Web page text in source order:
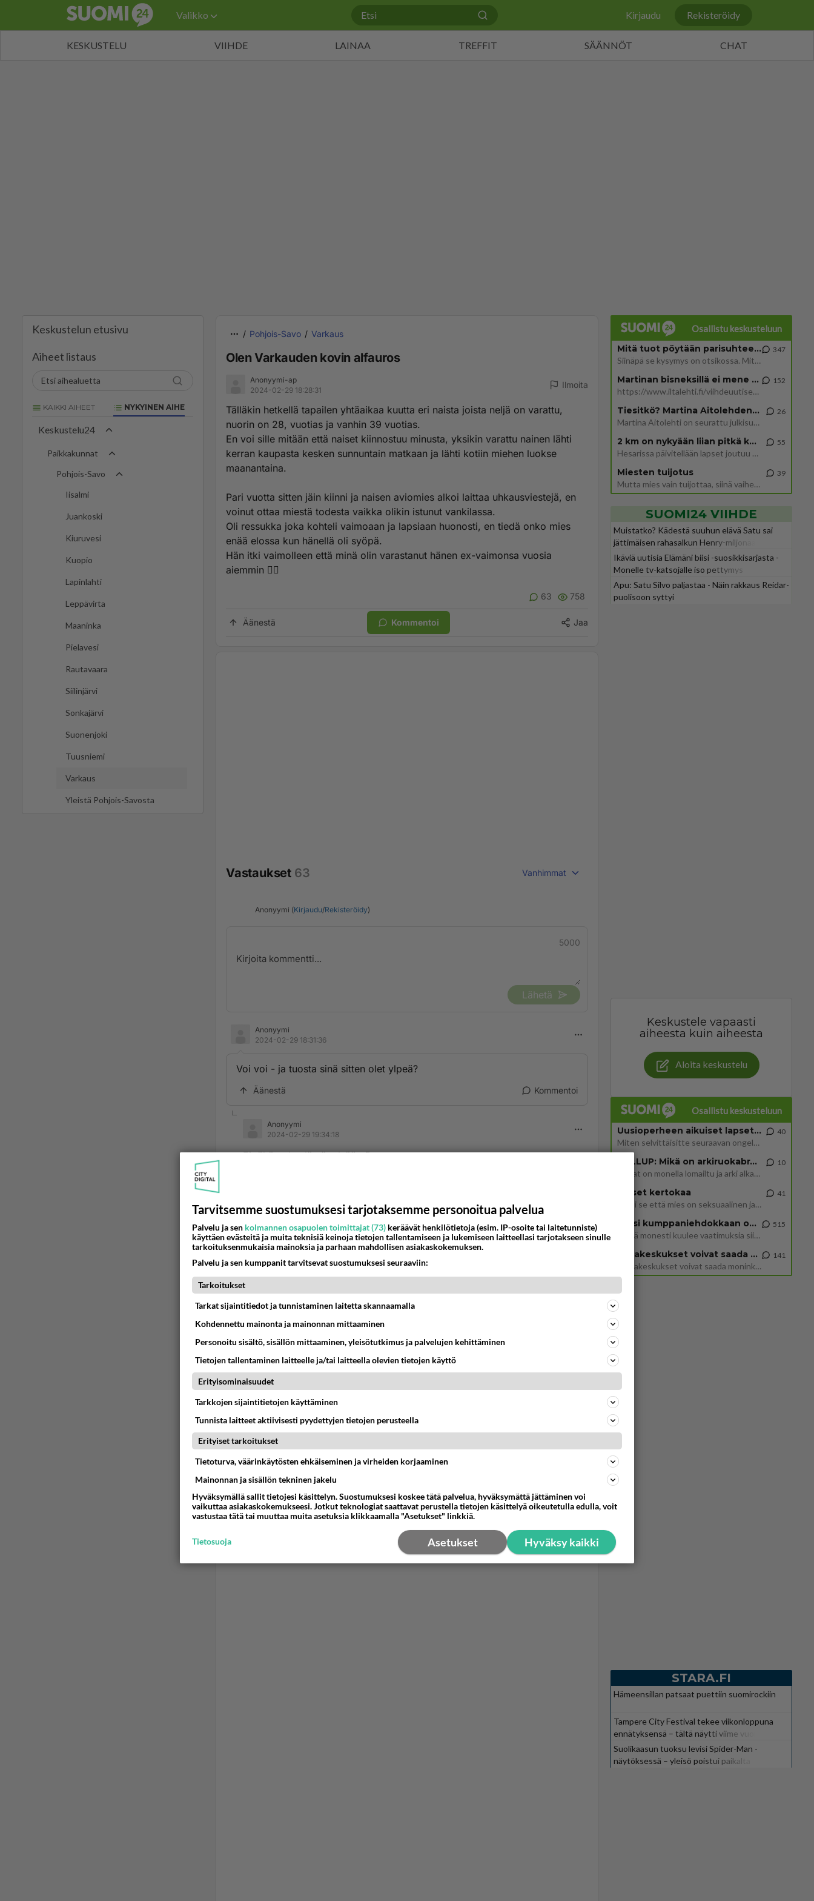
Valikko Kirjaudu Rekisteröidy
KESKUSTELU VIIHDE LAINAA TREFFIT SÄÄNNÖT CHAT
Keskustelun etusivu
Aiheet listaus
KAIKKI AIHEET NYKYINEN AIHE
Keskustelu24
Paikkakunnat
Pohjois-Savo
Iisalmi
Juankoski
Kiuruvesi
Kuopio
Lapinlahti
Leppävirta
Maaninka
Pielavesi
Rautavaara
Siilinjärvi
Sonkajärvi
Suonenjoki
Tuusniemi
Varkaus
Yleistä Pohjois-Savosta
Pohjois-Savo Varkaus
Olen Varkauden kovin alfauros
Anonyymi-ap
2024-02-29 18:28:31
Ilmoita
Tälläkin hetkellä tapailen yhtäaikaa kuutta eri naista joista neljä on varattu,
nuorin on 28, vuotias ja vanhin 39 vuotias.
En voi sille mitään että naiset kiinnostuu minusta, yksikin varattu nainen lähti
kerran kaupasta kesken sunnuntain matkaan ja lähti kotiin miehen luokse
maanantaina.
Pari vuotta sitten jäin kiinni ja naisen aviomies alkoi laittaa uhkausviestejä, en
voinut ottaa miestä todesta vaikka olikin istunut vankilassa.
Oli ressukka joka kohteli vaimoaan ja lapsiaan huonosti, en tiedä onko mies
enää elossa kun hänellä oli syöpä.
Hän itki vaimolleen että minä olin varastanut hänen ex-vaimonsa vuosia
aiemmin 🤷‍♂️
63 758
Äänestä Kommentoi Jaa
Vastaukset 63 Vanhimmat
Anonyymi (Kirjaudu/Rekisteröidy)
5000
Lähetä
Anonyymi
2024-02-29 18:31:36
Voi voi - ja tuosta sinä sitten olet ylpeä?
Äänestä Kommentoi
Anonyymi
2024-02-29 19:34:18
Eipähän ole elämä tylsää..:D
Anonyymi
Anonyymikirjoitti:
Eipähän ole elämä tylsää..:D
Tulenliekki 🔥 tanssittaa
Kevätkauden avaus
Maaliskuu huvitukset
Klo 20-01
Rainer Bollström & Graniitti
Käy Viihteelle 😁
Äänestä
Anonyymi
2024-02-29 20:38:50
sulle miehet.
Äänestä Kommentoi
Osallistu keskusteluun
Mitä tuot pöytään parisuhteessa?
Siinäpä se kysymys on otsikossa. Mitäpä siis tuot/toisit pöytään parisuhteessa? Oletko mies vai nainen? Koetko sen mitä
347
Martinan bisneksillä ei mene hyvin
https://www.iltalehti.fi/viihdeuutiset/a/c46da6ab-340f-4790-aaa7-0865eed2336 Yrityksen konkurssihakemus on tullut kärä
152
Tiesitkö? Martina Aitolehden isäpuoli on tämä suosittu laulaja
Martina Aitolehti on seurattu julkisuuden henkilö. Lähipiiriin mahtuu muitakin tunnettuja henkilöitä. Tiesitkö, että Ma
26
2 km on nykyään liian pitkä koulumatka
Hesarissa päivitellään lapset joutuu nyt kulkemaan 2 km kouluun jösses. Ruostefillarilla tuo matka menee vaikka miten äk
55
Miesten tuijotus
Mutta mies vain tuijottaa, siinä vaiheessa käännän itse pään pois. Mikä juttu? Yleensä jos joku tuijottaa tai katsoo, hä
39
SUOMI24 VIIHDE
Muistatko? Kädestä suuhun elävä Satu sai
jättimäisen rahasalkun Henry-miljonääriltä
Ikäviä uutisia Elämäni biisi -suosikkisarjasta -
Monelle tv-katsojalle iso pettymys
Apu: Satu Silvo paljastaa - Näin rakkaus Reidar-
puolisoon syttyi
Keskustele vapaasti
aiheesta kuin aiheesta
Aloita keskustelu
Osallistu keskusteluun
Uusioperheen aikuiset lapset tyhjentää jääkaapin käydessään
Miten selvittäisitte seuraavan ongelman, meillä on uusioperhe, minulla teini-ikäiset lapset ja puolisolla aikuiset, jotk
40
GALLUP: Mikä on arkiruokabravuurisi?
Lomat on monella lomailtu ja arki alkaa. Se voi tarkoittaa myös sitä, että grillailut on grillattu ja palataan arjen ruo
10
Naiset kertokaa
Miksi se että mies on seksuaalinen ja haluaa seksiä ja te olette hänen mielestänne haluttava on vastenmielistä? Mikä sii
41
Miksi kumppaniehdokkaan oma elämä on teille ongelma?
Täällä monesti kuulee vaatimuksia siitä, että kumppaniehdokkaalla ei saisi olla lemmikkejä, lapsia, kavereita, eksiä, su
515
Datakeskukset voivat saada moninkertaisesti enemmän palautuksia kuin mitä ne maksavat veroja
”Datakeskukset voivat saada moninkertaisesti enemmän palautuksia kuin mitä ne maksavat veroja”, sanoo professori Jussi K
141
STARA.FI
Hämeensillan patsaat puettiin suomirockiin
Tampere City Festival tekee viikonloppuna
ennätyksensä – tältä näytti viime vuonna
Suolikaasun tuoksu levisi Spider-Man -
näytöksessä – yleisö poistui paikalta
Tarvitsemme suostumuksesi tarjotaksemme personoitua palvelua
Palvelu ja sen kolmannen osapuolen toimittajat (73) keräävät henkilötietoja (esim. IP-osoite tai laitetunniste)
käyttäen evästeitä ja muita teknisiä keinoja tietojen tallentamiseen ja lukemiseen laitteellasi tarjotakseen sinulle
tarkoituksenmukaisia mainoksia ja parhaan mahdollisen asiakaskokemuksen.
Palvelu ja sen kumppanit tarvitsevat suostumuksesi seuraaviin:
Tarkoitukset
Tarkat sijaintitiedot ja tunnistaminen laitetta skannaamalla
Kohdennettu mainonta ja mainonnan mittaaminen
Personoitu sisältö, sisällön mittaaminen, yleisötutkimus ja palvelujen kehittäminen
Tietojen tallentaminen laitteelle ja/tai laitteella olevien tietojen käyttö
Erityisominaisuudet
Tarkkojen sijaintitietojen käyttäminen
Tunnista laitteet aktiivisesti pyydettyjen tietojen perusteella
Erityiset tarkoitukset
Tietoturva, väärinkäytösten ehkäiseminen ja virheiden korjaaminen
Mainonnan ja sisällön tekninen jakelu
Hyväksymällä sallit tietojesi käsittelyn. Suostumuksesi koskee tätä palvelua, hyväksymättä jättäminen voi
vaikuttaa asiakaskokemukseesi. Jotkut teknologiat saattavat perustella tietojen käsittelyä oikeutetulla edulla, voit
vastustaa tätä tai muuttaa muita asetuksia klikkaamalla "Asetukset" linkkiä.
Hyväksy kaikki
Asetukset
Tietosuoja